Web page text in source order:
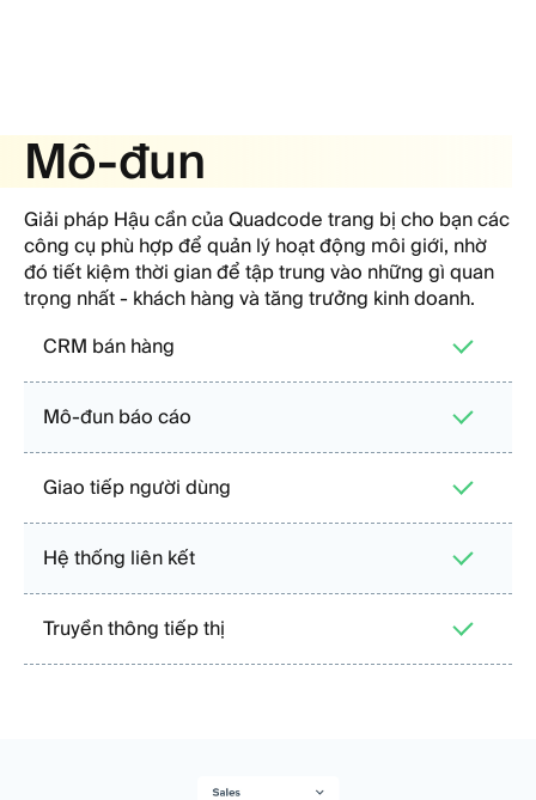
Mô-đun
Giải pháp Hậu cần của Quadcode trang bị cho bạn các
công cụ phù hợp để quản lý hoạt động môi giới, nhờ
đó tiết kiệm thời gian để tập trung vào những gì quan
trọng nhất - khách hàng và tăng trưởng kinh doanh.
CRM bán hàng
Mô-đun báo cáo
Giao tiếp người dùng
Hệ thống liên kết
Truyền thông tiếp thị